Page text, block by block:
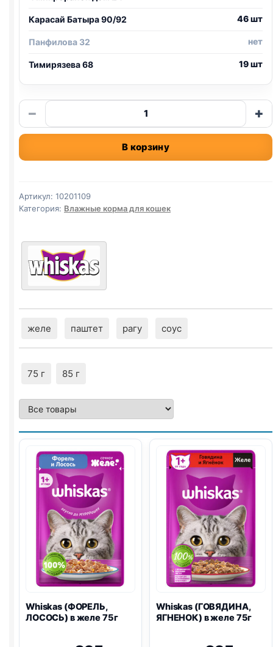
Карасай Батыра 90/92 46 шт
Панфилова 32 нет
Тимирязева 68 19 шт
−
Количество
товара
Whiskas
75г
+
В корзину
Артикул: 10201109
Категория: Влажные корма для кошек
желе паштет рагу соус
75 г 85 г
Whiskas (ФОРЕЛЬ,
ЛОСОСЬ) в желе 75г
Whiskas (ГОВЯДИНА,
ЯГНЕНОК) в желе 75г